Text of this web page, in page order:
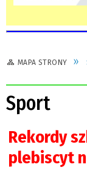
MAPA STRONY
Sport
Rekordy
plebiscyt